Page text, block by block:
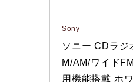
Sony
ソニー CDラ
M/AM/ワイド
用機能搭載 ホ